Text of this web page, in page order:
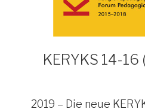
KERYKS 14-
2019 – Die neue